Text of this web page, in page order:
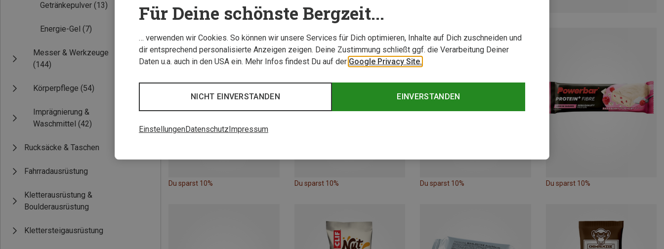
Getränkepulver (13)
Energie-Gel (7)
Messer & Werkzeuge
(144)
Körperpflege (54)
Imprägnierung &
Waschmittel (42)
Rucksäcke & Taschen
Fahrradausrüstung
Kletterausrüstung &
Boulderausrüstung
Klettersteigausrüstung
2,45 €
Du sparst 10% Du sparst 10% Du sparst 10% Du sparst 10%
Für Deine schönste Bergzeit...
… verwenden wir Cookies. So können wir unsere Services für Dich optimieren, Inhalte auf Dich zuschneiden und
dir entsprechend personalisierte Anzeigen zeigen. Deine Zustimmung schließt ggf. die Verarbeitung Deiner
Daten u.a. auch in den USA ein. Mehr Infos findest Du auf der Google Privacy Site.
EINVERSTANDEN
NICHT EINVERSTANDEN
EinstellungenDatenschutzImpressum